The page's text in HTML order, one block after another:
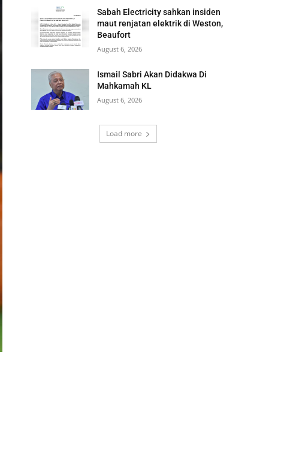
Sabah Electricity sahkan insiden
maut renjatan elektrik di Weston,
Beaufort
August 6, 2026
Ismail Sabri Akan Didakwa Di
Mahkamah KL
August 6, 2026
Load more